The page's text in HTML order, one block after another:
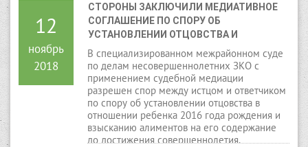
12
ноябрь
2018
СТОРОНЫ ЗАКЛЮЧИЛИ МЕДИАТИВНОЕ
СОГЛАШЕНИЕ ПО СПОРУ ОБ
УСТАНОВЛЕНИИ ОТЦОВСТВА И
ВЗЫСКАНИИ АЛИМЕНТОВ
В специализированном межрайонном суде
по делам несовершеннолетних ЗКО с
применением судебной медиации
разрешен спор между истцом и ответчиком
по спору об установлении отцовства в
отношении ребенка 2016 года рождения и
взысканию алиментов на его содержание
до достижения совершеннолетия.